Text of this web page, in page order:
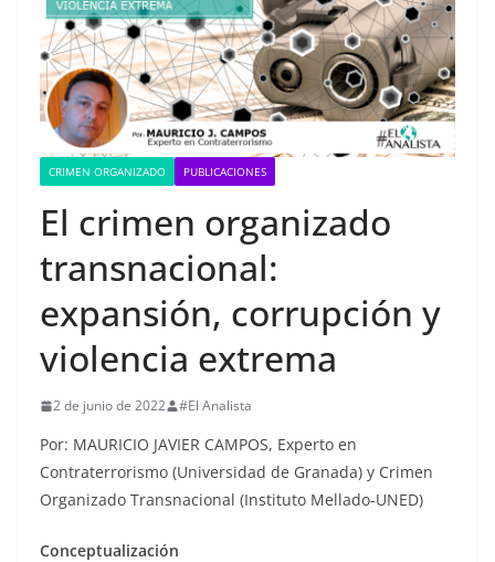
CRIMEN ORGANIZADO PUBLICACIONES
El crimen organizado
transnacional:
expansión, corrupción y
violencia extrema
2 de junio de 2022 #El Analista
Por: MAURICIO JAVIER CAMPOS, Experto en
Contraterrorismo (Universidad de Granada) y Crimen
Organizado Transnacional (Instituto Mellado-UNED)
Conceptualización